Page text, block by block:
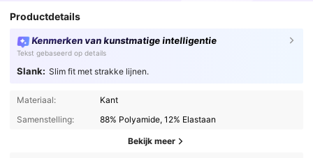
Productdetails
Kenmerken van kunstmatige intelligentie
Tekst gebaseerd op details
Slank: Slim fit met strakke lijnen.
Materiaal:
Kant
Samenstelling:
88% Polyamide, 12% Elastaan
Bekijk meer